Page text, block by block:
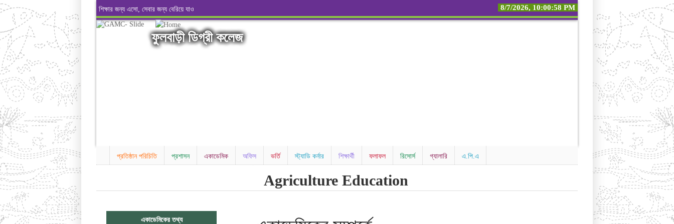
শিক্ষার জন্য এসো, সেবার জন্য বেরিয়ে যাও 8/7/2026, 10:00:58 PM
ফুলবাড়ী ডিগ্রী কলেজ
প্রতিষ্ঠান পরিচিতি প্রশাসন একাডেমিক অফিস ভর্তি স্ট্যাডি কর্নার শিক্ষার্থী ফলাফল রিসোর্স গ্যালারি এ.পি.এ
Agriculture Education
একাডেমিকের তথ্য